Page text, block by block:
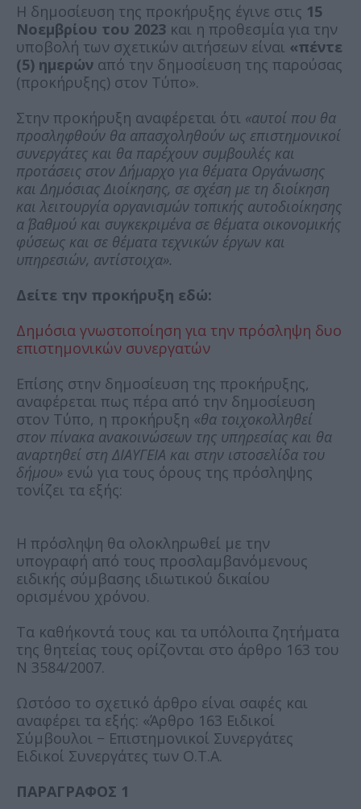
Η δημοσίευση της προκήρυξης έγινε στις 15
Νοεμβρίου του 2023 και η προθεσμία για την
υποβολή των σχετικών αιτήσεων είναι «πέντε
(5) ημερών από την δημοσίευση της παρούσας
(προκήρυξης) στον Τύπο».
Στην προκήρυξη αναφέρεται ότι «αυτοί που θα
προσληφθούν θα απασχοληθούν ως επιστημονικοί
συνεργάτες και θα παρέχουν συμβουλές και
προτάσεις στον Δήμαρχο για θέματα Οργάνωσης
και Δημόσιας Διοίκησης, σε σχέση με τη διοίκηση
και λειτουργία οργανισμών τοπικής αυτοδιοίκησης
α΄ βαθμού και συγκεκριμένα σε θέματα οικονομικής
φύσεως και σε θέματα τεχνικών έργων και
υπηρεσιών, αντίστοιχα».
Δείτε την προκήρυξη εδώ:
Δημόσια γνωστοποίηση για την πρόσληψη δυο
επιστημονικών συνεργατών
Επίσης στην δημοσίευση της προκήρυξης,
αναφέρεται πως πέρα από την δημοσίευση
στον Τύπο, η προκήρυξη «θα τοιχοκολληθεί
στον πίνακα ανακοινώσεων της υπηρεσίας και θα
αναρτηθεί στη ΔΙΑΥΓΕΙΑ και στην ιστοσελίδα του
δήμου» ενώ για τους όρους της πρόσληψης
τονίζει τα εξής:
Η πρόσληψη θα ολοκληρωθεί με την
υπογραφή από τους προσλαμβανόμενους
ειδικής σύμβασης ιδιωτικού δικαίου
ορισμένου χρόνου.
Τα καθήκοντά τους και τα υπόλοιπα ζητήματα
της θητείας τους ορίζονται στο άρθρο 163 του
Ν 3584/2007.
Ωστόσο το σχετικό άρθρο είναι σαφές και
αναφέρει τα εξής: «Άρθρο 163 Ειδικοί
Σύμβουλοι − Επιστημονικοί Συνεργάτες
Ειδικοί Συνεργάτες των Ο.Τ.Α.
ΠΑΡΑΓΡΑΦΟΣ 1